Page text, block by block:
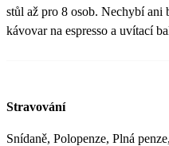
stůl až pro 8 osob. Nechybí
kávovar na espresso a uvítací
Stravování
Snídaně, Polopenze, Plná